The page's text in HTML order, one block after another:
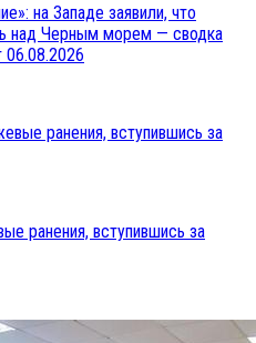
на Западе заявили, что
над Черным морем — сводка
ранения, вступившись за